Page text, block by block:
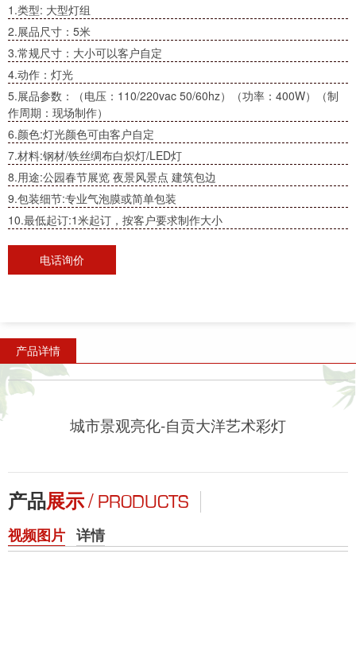
1.类型: 大型灯组
2.展品尺寸：5米
3.常规尺寸：大小可以客户自定
4.动作：灯光
5.展品参数：（电压：110/220vac 50/60hz）（功率：400W）（制
作周期：现场制作）
6.颜色:灯光颜色可由客户自定
7.材料:钢材/铁丝绸布白炽灯/LED灯
8.用途:公园春节展览 夜景风景点 建筑包边
9.包装细节:专业气泡膜或简单包装
10.最低起订:1米起订，按客户要求制作大小
电话询价
产品详情
城市景观亮化-自贡大洋艺术彩灯
产品展示/ PRODUCTS
视频图片 详情